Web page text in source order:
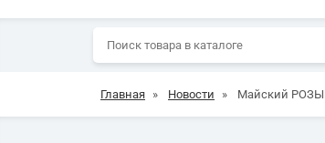
Главная » Новости » Майский